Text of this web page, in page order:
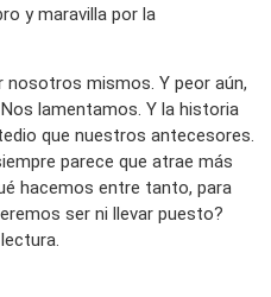
y maravilla por la
nosotros mismos. Y peor aún,
lamentamos. Y la historia
que nuestros antecesores.
parece que atrae más
hacemos entre tanto, para
ser ni llevar puesto?